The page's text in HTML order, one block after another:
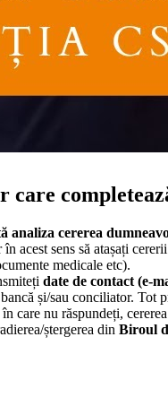
care
analiza cererea
în acest sens să atașați
medicale etc).
date de contact (e-
și/sau conciliator. Tot
care nu răspundeți,
ștergerea din Biroul